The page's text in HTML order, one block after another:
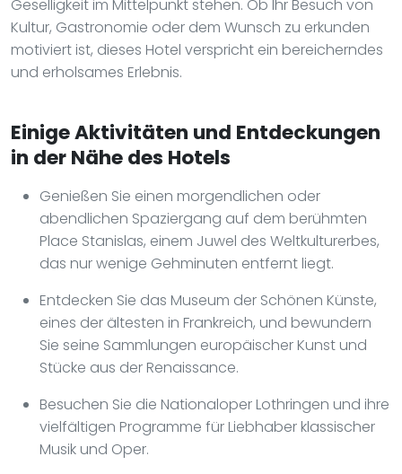
Geselligkeit im Mittelpunkt stehen. Ob Ihr Besuch von
Kultur, Gastronomie oder dem Wunsch zu erkunden
motiviert ist, dieses Hotel verspricht ein bereicherndes
und erholsames Erlebnis.
Einige Aktivitäten und Entdeckungen
in der Nähe des Hotels
Genießen Sie einen morgendlichen oder
abendlichen Spaziergang auf dem berühmten
Place Stanislas, einem Juwel des Weltkulturerbes,
das nur wenige Gehminuten entfernt liegt.
Entdecken Sie das Museum der Schönen Künste,
eines der ältesten in Frankreich, und bewundern
Sie seine Sammlungen europäischer Kunst und
Stücke aus der Renaissance.
Besuchen Sie die Nationaloper Lothringen und ihre
vielfältigen Programme für Liebhaber klassischer
Musik und Oper.